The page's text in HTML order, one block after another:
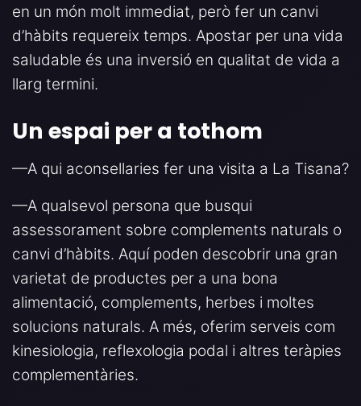
en un món molt immediat, però fer un canvi
d’hàbits requereix temps. Apostar per una vida
saludable és una inversió en qualitat de vida a
llarg termini.
Un espai per a tothom
—A qui aconsellaries fer una visita a La Tisana?
—A qualsevol persona que busqui
assessorament sobre complements naturals o
canvi d’hàbits. Aquí poden descobrir una gran
varietat de productes per a una bona
alimentació, complements, herbes i moltes
solucions naturals. A més, oferim serveis com
kinesiologia, reflexologia podal i altres teràpies
complementàries.